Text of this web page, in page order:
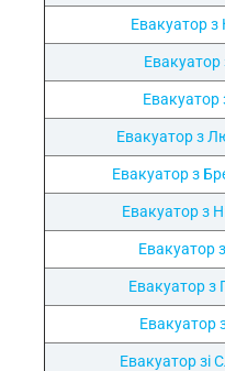
Евакуатор з
Евакуатор
Евакуатор
Евакуатор з
Евакуатор з
Евакуатор з
Евакуатор
Евакуатор з
Евакуатор
Евакуатор зі